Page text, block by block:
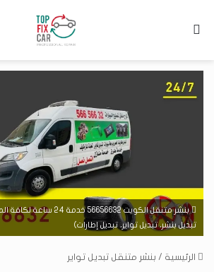
بنشر متنقل الكويت 56656632
تبديل بنشر، تبديل تواير، تبديل إطارات)
الرئيسية / بنشر متنقل تبديل تواير